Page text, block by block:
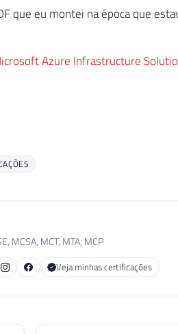
que eu montei na época que
Azure Infrastructure
MCSA, MCT, MTA, MCP
Veja minhas certificações